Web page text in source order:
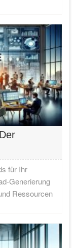
für Ihr
Generierung
Ressourcen